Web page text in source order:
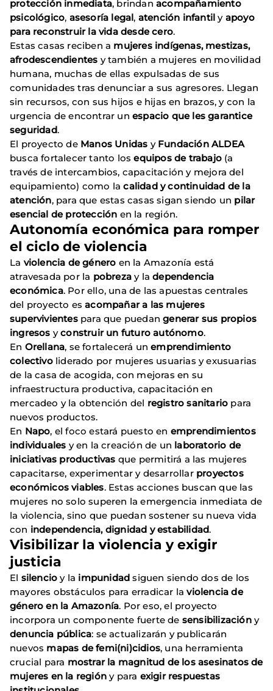
protección inmediata, brindan acompañamiento
psicológico, asesoría legal, atención infantil y apoyo
para reconstruir la vida desde cero.
Estas casas reciben a mujeres indígenas, mestizas,
afrodescendientes y también a mujeres en movilidad
humana, muchas de ellas expulsadas de sus
comunidades tras denunciar a sus agresores. Llegan
sin recursos, con sus hijos e hijas en brazos, y con la
urgencia de encontrar un espacio que les garantice
seguridad.
El proyecto de Manos Unidas y Fundación ALDEA
busca fortalecer tanto losequipos de trabajo (a
través de intercambios, capacitación y mejora del
equipamiento) como lacalidad y continuidad de la
atención, para que estas casas sigan siendo un pilar
esencial de protección en la región.
Autonomía económica para romper
el ciclo de violencia
La violencia de género en la Amazonía está
atravesada por la pobreza y ladependencia
económica. Por ello, una de las apuestas centrales
del proyecto esacompañar a las mujeres
supervivientespara que puedangenerar sus propios
ingresos yconstruir un futuro autónomo.
En Orellana, se fortalecerá unemprendimiento
colectivoliderado por mujeres usuarias y exusuarias
de la casa de acogida, con mejoras en su
infraestructura productiva, capacitación en
mercadeo y la obtención del registro sanitario para
nuevos productos.
En Napo, el foco estará puesto en emprendimientos
individuales y en la creación de un laboratorio de
iniciativas productivas que permitirá a las mujeres
capacitarse, experimentar y desarrollar proyectos
económicos viables. Estas acciones buscan que las
mujeres no solo superen la emergencia inmediata de
la violencia, sino que puedan sostener su nueva vida
con independencia, dignidad y estabilidad.
Visibilizar la violencia y exigir
justicia
El silencio y la impunidad siguen siendo dos de los
mayores obstáculos para erradicar laviolencia de
género en la Amazonía. Por eso, el proyecto
incorpora un componente fuerte de sensibilizacióny
denuncia pública: se actualizarán y publicarán
nuevos mapas de femi(ni)cidios, una herramienta
crucial para mostrar la magnitud de los asesinatos de
mujeres en la región y para exigir respuestas